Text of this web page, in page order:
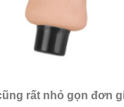
rất nhỏ gọn đơn